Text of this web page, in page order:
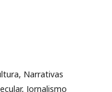
Narrativas
Jornalismo